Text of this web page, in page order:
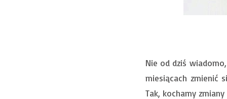
Nie od dziś
miesiącach zmienić
Tak, kochamy